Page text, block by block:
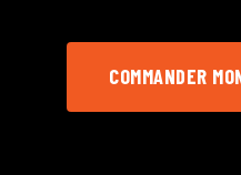
COMMANDER